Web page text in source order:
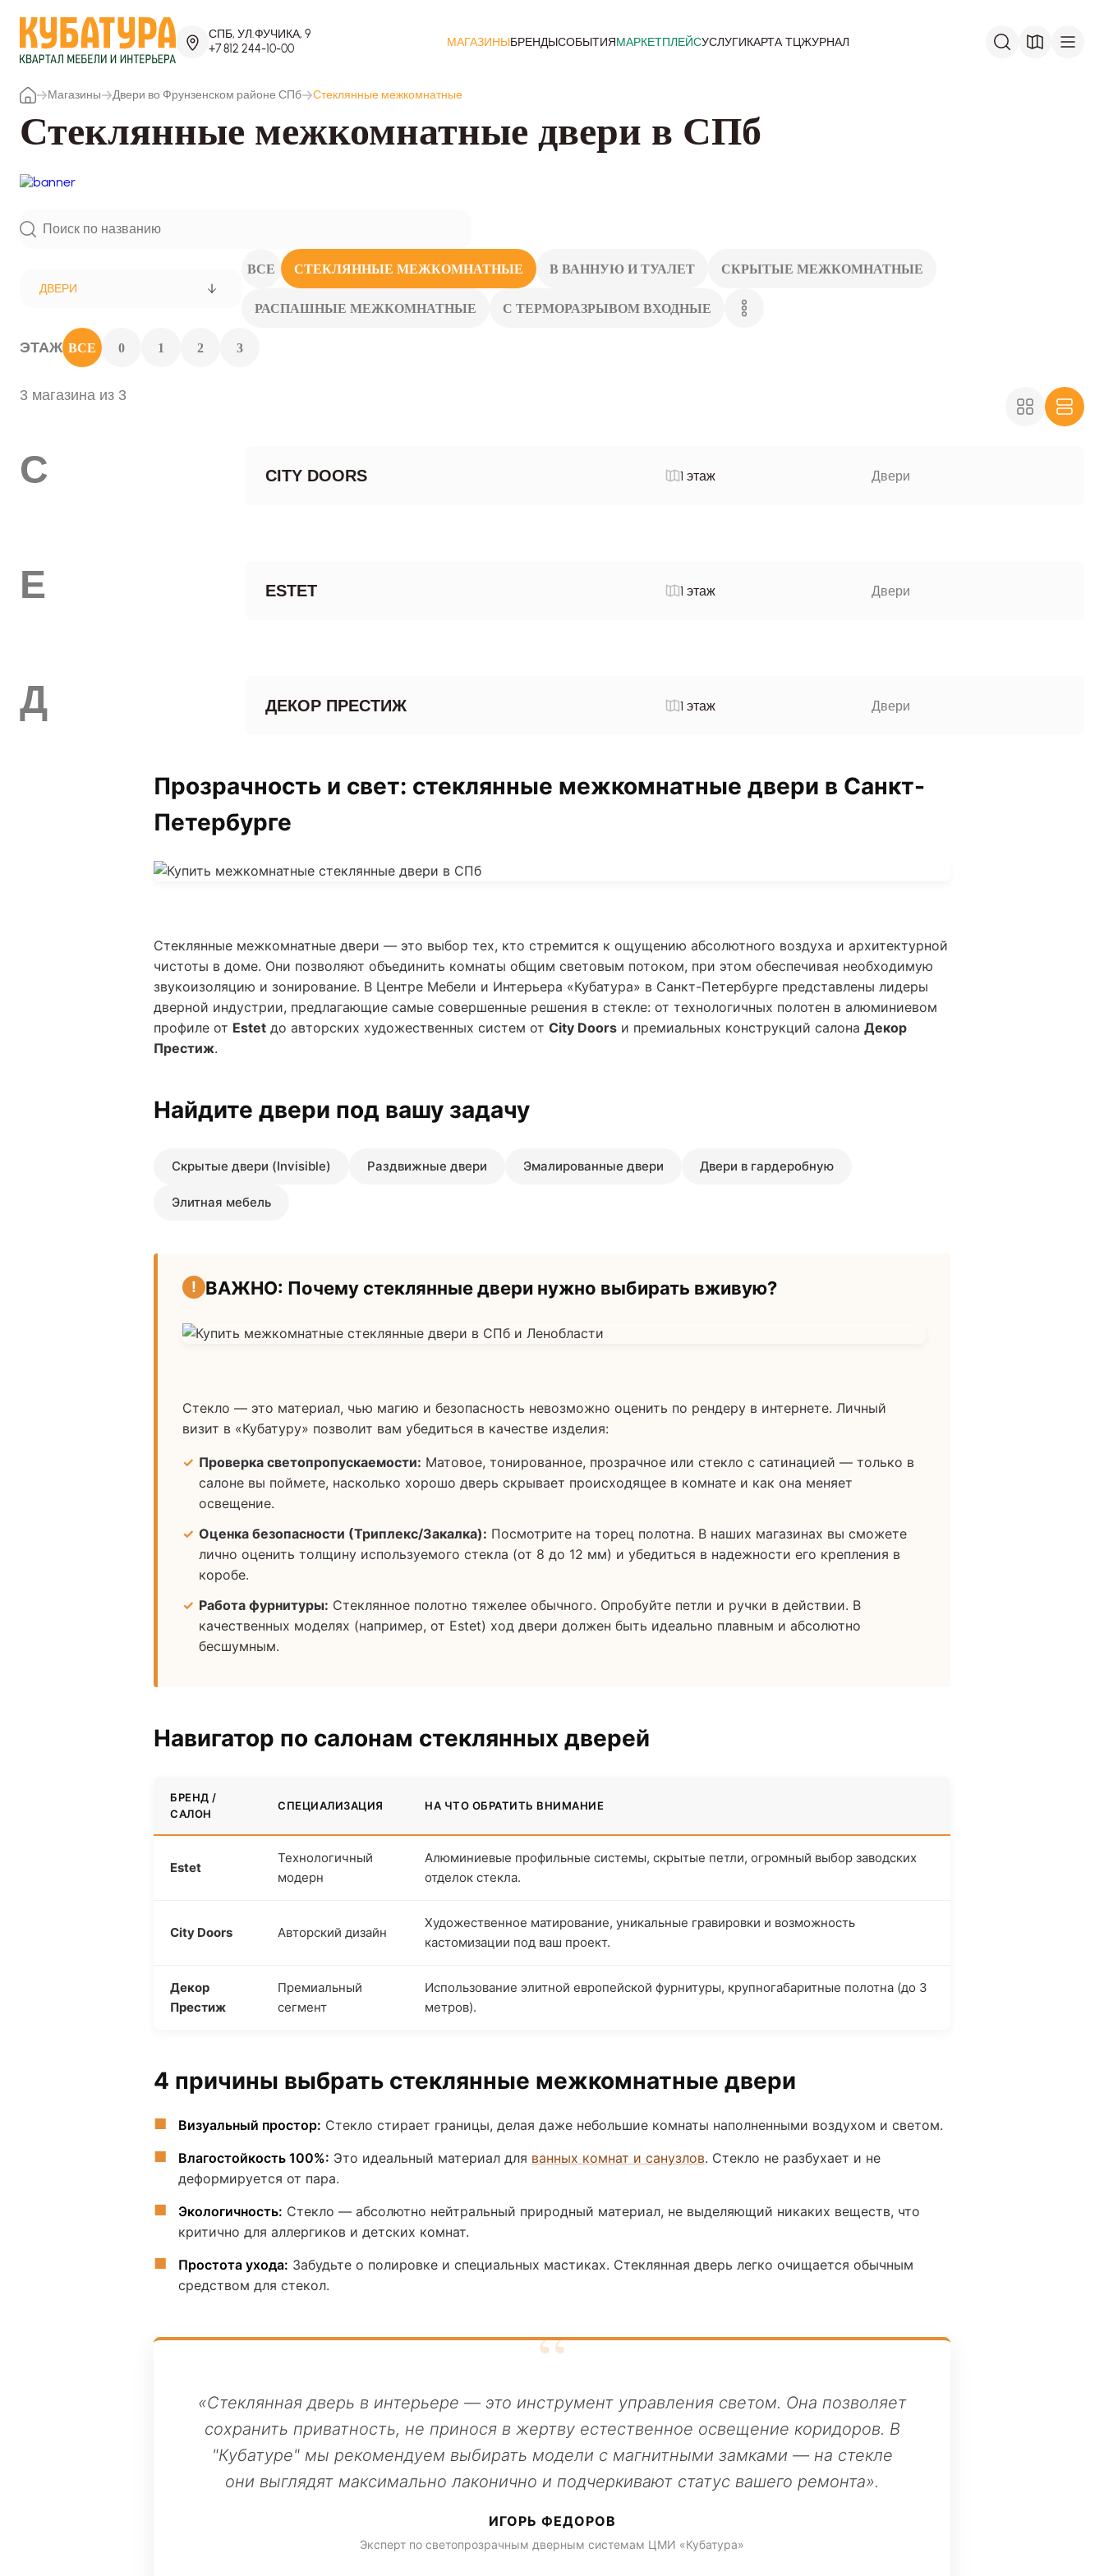
СПБ, УЛ.ФУЧИКА, 9
+7 812 244-10-00
МАГАЗИНЫБРЕНДЫСОБЫТИЯМАРКЕТПЛЕЙСУСЛУГИКАРТА ТЦЖУРНАЛ
Магазины Двери во Фрунзенском районе СПб Стеклянные межкомнатные
Стеклянные межкомнатные двери в СПб
ДВЕРИ
ВСЕ СТЕКЛЯННЫЕ МЕЖКОМНАТНЫЕ В ВАННУЮ И ТУАЛЕТ СКРЫТЫЕ МЕЖКОМНАТНЫЕ
РАСПАШНЫЕ МЕЖКОМНАТНЫЕ С ТЕРМОРАЗРЫВОМ ВХОДНЫЕ
ЭТАЖ ВСЕ 0 1 2 3
3 магазина из 3
C CITY DOORS 1 этаж Двери
E ESTET 1 этаж Двери
Д ДЕКОР ПРЕСТИЖ 1 этаж Двери
Прозрачность и свет: стеклянные межкомнатные двери в Санкт-
Петербурге
Стеклянные межкомнатные двери — это выбор тех, кто стремится к ощущению абсолютного воздуха и архитектурной
чистоты в доме. Они позволяют объединить комнаты общим световым потоком, при этом обеспечивая необходимую
звукоизоляцию и зонирование. В Центре Мебели и Интерьера «Кубатура» в Санкт-Петербурге представлены лидеры
дверной индустрии, предлагающие самые совершенные решения в стекле: от технологичных полотен в алюминиевом
профиле от Estet до авторских художественных систем от City Doors и премиальных конструкций салона Декор
Престиж.
Найдите двери под вашу задачу
Скрытые двери (Invisible) Раздвижные двери Эмалированные двери Двери в гардеробную
Элитная мебель
ВАЖНО: Почему стеклянные двери нужно выбирать вживую?
Стекло — это материал, чью магию и безопасность невозможно оценить по рендеру в интернете. Личный
визит в «Кубатуру» позволит вам убедиться в качестве изделия:
Проверка светопропускаемости: Матовое, тонированное, прозрачное или стекло с сатинацией — только в
салоне вы поймете, насколько хорошо дверь скрывает происходящее в комнате и как она меняет
освещение.
Оценка безопасности (Триплекс/Закалка): Посмотрите на торец полотна. В наших магазинах вы сможете
лично оценить толщину используемого стекла (от 8 до 12 мм) и убедиться в надежности его крепления в
коробе.
Работа фурнитуры: Стеклянное полотно тяжелее обычного. Опробуйте петли и ручки в действии. В
качественных моделях (например, от Estet) ход двери должен быть идеально плавным и абсолютно
бесшумным.
Навигатор по салонам стеклянных дверей
БРЕНД /
САЛОН
СПЕЦИАЛИЗАЦИЯ НА ЧТО ОБРАТИТЬ ВНИМАНИЕ
Estet
Технологичный
модерн
Алюминиевые профильные системы, скрытые петли, огромный выбор заводских
отделок стекла.
City Doors Авторский дизайн
Художественное матирование, уникальные гравировки и возможность
кастомизации под ваш проект.
Декор
Престиж
Премиальный
сегмент
Использование элитной европейской фурнитуры, крупногабаритные полотна (до 3
метров).
4 причины выбрать стеклянные межкомнатные двери
Визуальный простор: Стекло стирает границы, делая даже небольшие комнаты наполненными воздухом и светом.
Влагостойкость 100%: Это идеальный материал для ванных комнат и санузлов. Стекло не разбухает и не
деформируется от пара.
Экологичность: Стекло — абсолютно нейтральный природный материал, не выделяющий никаких веществ, что
критично для аллергиков и детских комнат.
Простота ухода: Забудьте о полировке и специальных мастиках. Стеклянная дверь легко очищается обычным
средством для стекол.
«Стеклянная дверь в интерьере — это инструмент управления светом. Она позволяет
сохранить приватность, не принося в жертву естественное освещение коридоров. В
"Кубатуре" мы рекомендуем выбирать модели с магнитными замками — на стекле
они выглядят максимально лаконично и подчеркивают статус вашего ремонта».
ИГОРЬ ФЕДОРОВ
Эксперт по светопрозрачным дверным системам ЦМИ «Кубатура»